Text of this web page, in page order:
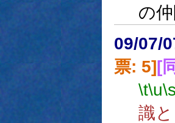
の
09/07/
票: 5][
\t\u
識と